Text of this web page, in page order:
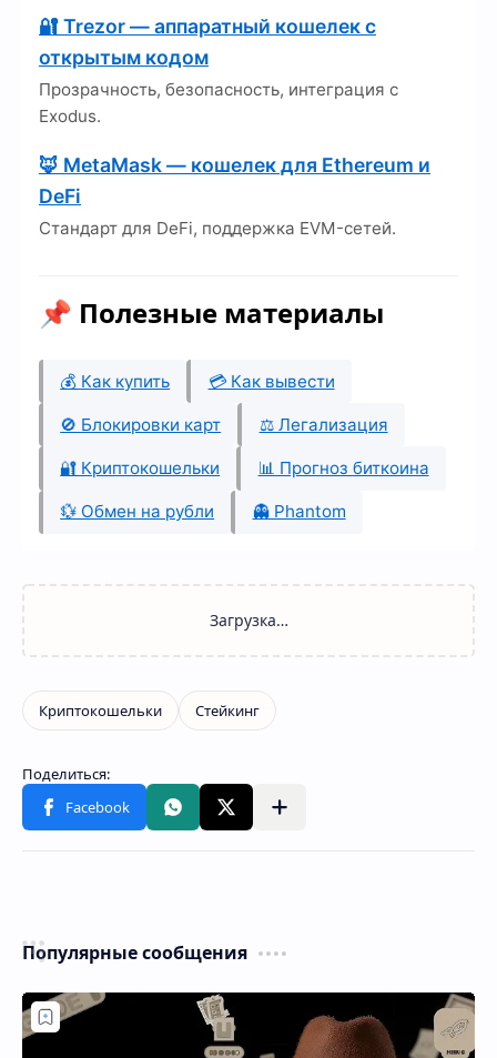
🔐 Trezor — аппаратный кошелек с
открытым кодом
Прозрачность, безопасность, интеграция с
Exodus.
🦊 MetaMask — кошелек для Ethereum и
DeFi
Стандарт для DeFi, поддержка EVM-сетей.
📌 Полезные материалы
💰 Как купить 💳 Как вывести
🚫 Блокировки карт ⚖️ Легализация
🔐 Криптокошельки 📊 Прогноз биткоина
💱 Обмен на рубли 👻 Phantom
Популярные сообщения